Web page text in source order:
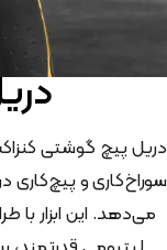
دریل پیچ گوشتی
سوراخ‌کاری و پیچ‌کاری
می‌دهد. این ابزار با